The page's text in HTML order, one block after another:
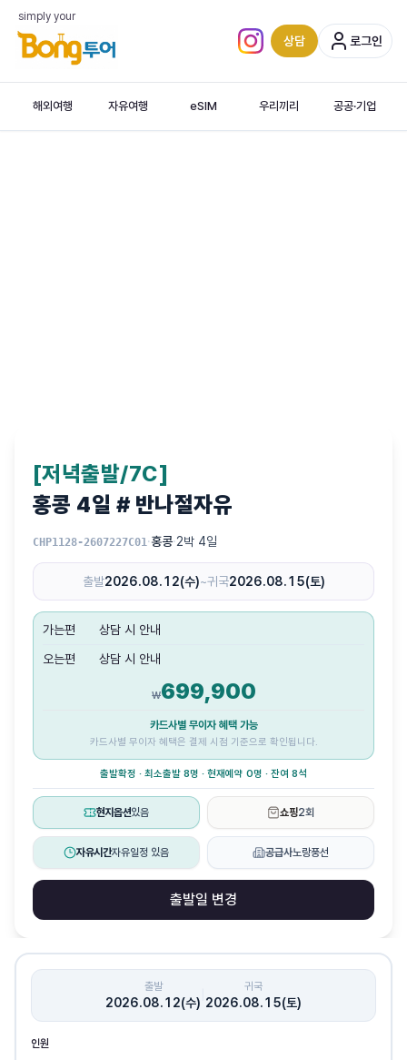
simply your
인스타그램 (새 탭)
상담 로그인
해외여행 자유여행 eSIM 우리끼리 공공·기업
[저녁출발/7C]
홍콩 4일 # 반나절자유
CHP1128-2607227C01·홍콩·2박 4일
출발2026.08.12(수)~귀국2026.08.15(토)
가는편
상담 시 안내
오는편
상담 시 안내
₩699,900
카드사별 무이자 혜택 가능
카드사별 무이자 혜택은 결제 시점 기준으로 확인됩니다.
출발확정 · 최소출발 8명 · 현재예약 0명 · 잔여 8석
현지옵션있음 쇼핑2회
자유시간자유일정 있음 공급사노랑풍선
출발일 변경
출발
2026.08.12(수)
귀국
2026.08.15(토)
인원